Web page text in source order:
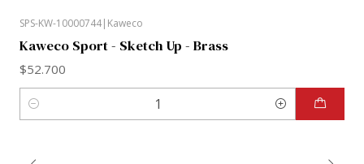
SPS-KW-10000744| Kaweco
Kaweco Sport - Sketch Up - Brass
$52.700
Cantidad